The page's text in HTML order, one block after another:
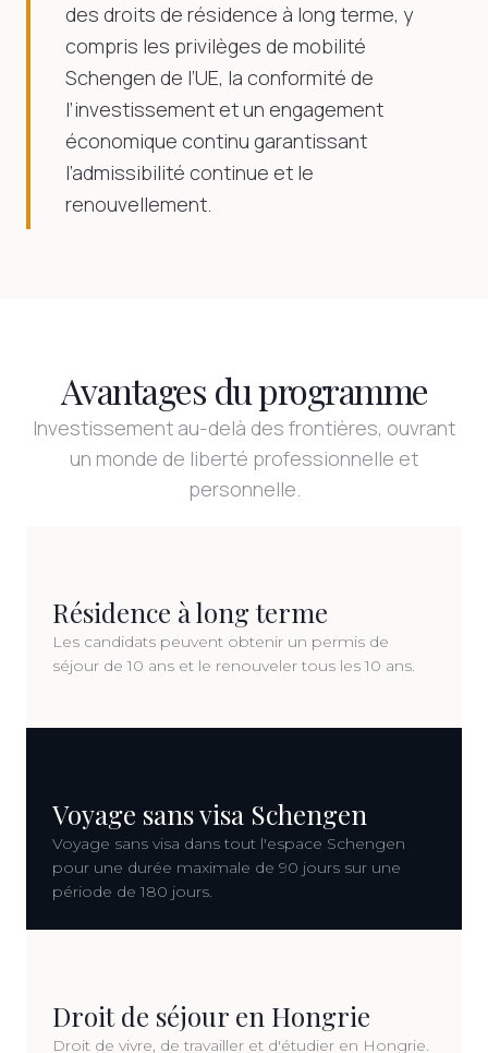
des droits de résidence à long terme, y
compris les privilèges de mobilité
Schengen de l’UE, la conformité de
l’investissement et un engagement
économique continu garantissant
l’admissibilité continue et le
renouvellement.
Avantages du programme
Investissement au-delà des frontières, ouvrant
un monde de liberté professionnelle et
personnelle.
Résidence à long terme
Les candidats peuvent obtenir un permis de
séjour de 10 ans et le renouveler tous les 10 ans.
Voyage sans visa Schengen
Voyage sans visa dans tout l'espace Schengen
pour une durée maximale de 90 jours sur une
période de 180 jours.
Droit de séjour en Hongrie
Droit de vivre, de travailler et d'étudier en Hongrie.